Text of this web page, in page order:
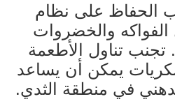
الحفاظ على نظام
والخضروات
تجنب تناول الأطعمة
يمكن أن يساعد
في منطقة الثدي.